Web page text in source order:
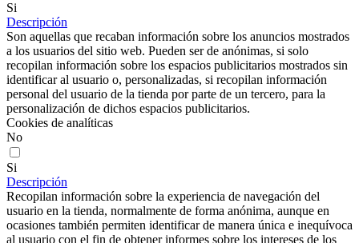
Si
Descripción
Son aquellas que recaban información sobre los anuncios mostrados
a los usuarios del sitio web. Pueden ser de anónimas, si solo
recopilan información sobre los espacios publicitarios mostrados sin
identificar al usuario o, personalizadas, si recopilan información
personal del usuario de la tienda por parte de un tercero, para la
personalización de dichos espacios publicitarios.
Cookies de analíticas
No
Si
Descripción
Recopilan información sobre la experiencia de navegación del
usuario en la tienda, normalmente de forma anónima, aunque en
ocasiones también permiten identificar de manera única e inequívoca
al usuario con el fin de obtener informes sobre los intereses de los